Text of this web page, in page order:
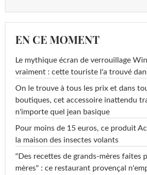
EN CE MOMENT
Le mythique écran de verrouillage
vraiment : cette touriste l'a trouvé
On le trouve à tous les prix et dans
boutiques, cet accessoire inattendu
n'importe quel jean basique
Pour moins de 15 euros, ce produit
la maison des insectes volants
"Des recettes de grands-mères faites
mères" : ce restaurant provençal